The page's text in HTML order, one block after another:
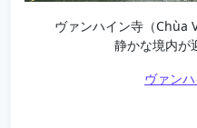
ヴァンハイン寺（Chùa
静かな境内が
ヴァン